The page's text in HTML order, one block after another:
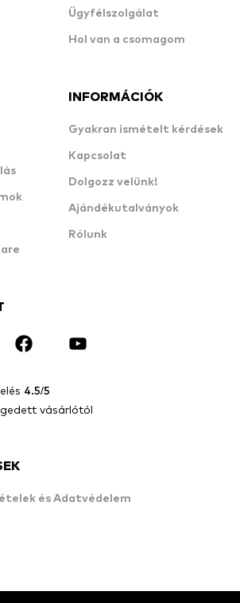
Ügyfélszolgálat
Hol van a csomagom
INFORMÁCIÓK
Gyakran ismételt kérdések
Kapcsolat
Dolgozz velünk!
Ajándékutalványok
Rólunk
4.5/5
vásárlótól
és Adatvédelem